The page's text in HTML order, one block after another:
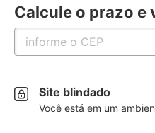
Calcule o prazo e
Site blindado
Você está em um